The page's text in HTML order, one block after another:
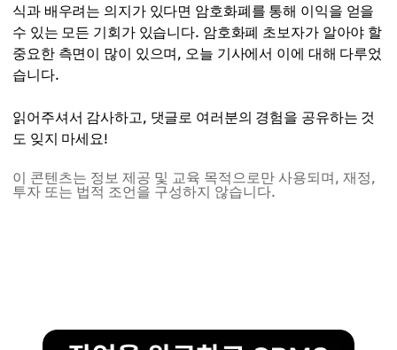
식과 배우려는 의지가 있다면 암호화폐를 통해 이익을 얻을
수 있는 모든 기회가 있습니다. 암호화폐 초보자가 알아야 할
중요한 측면이 많이 있으며, 오늘 기사에서 이에 대해 다루었
습니다.
읽어주셔서 감사하고, 댓글로 여러분의 경험을 공유하는 것
도 잊지 마세요!
이 콘텐츠는 정보 제공 및 교육 목적으로만 사용되며, 재정,
투자 또는 법적 조언을 구성하지 않습니다.